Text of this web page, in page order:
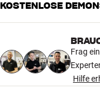
PRODUKTDATEN
Noise-Dissipation
Kabellänge (m)
MASSE UND DESIGN
5
KOSTENLOSE
Frag
Hilfe